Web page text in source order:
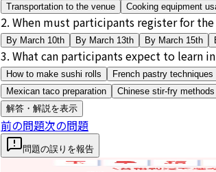
Transportation to the venue
Cooking equipment
2. When must participants register for the
By March 10th By March 13th By March 15th
3. What can participants expect to learn
How to make sushi rolls French pastry techniques
Mexican taco preparation
Chinese stir-fry methods
解答・解説を表示
前の問題次の問題
問題の誤りを報告